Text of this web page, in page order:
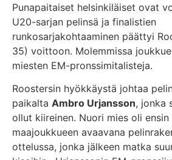
Punapaitaiset helsinkiläiset ovat
U20-sarjan pelinsä ja finalistien
runkosarjakohtaaminen päättyi
35) voittoon. Molemmissa
miesten EM-pronssimitalisteja.
Roostersin hyökkäystä johtaa
paikalta Ambro Urjansson, jonka
ollut kiireinen. Nuori mies oli ensin
maajoukkueen avaavana
ottelussa, jonka jälkeen matka